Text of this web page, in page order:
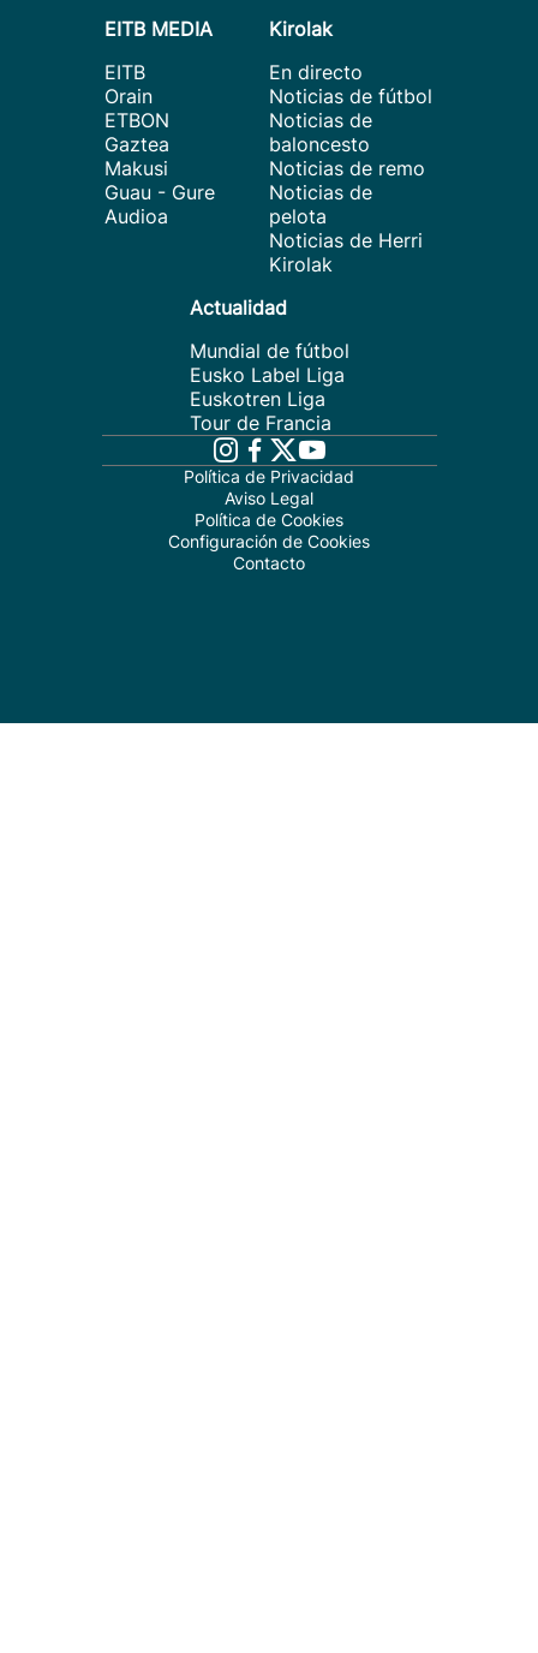
EITB MEDIA
EITB
Orain
ETBON
Gaztea
Makusi
Guau - Gure
Audioa
Kirolak
En directo
Noticias de fútbol
Noticias de
baloncesto
Noticias de remo
Noticias de
pelota
Noticias de Herri
Kirolak
Actualidad
Mundial de fútbol
Eusko Label Liga
Euskotren Liga
Tour de Francia
Política de Privacidad
Aviso Legal
Política de Cookies
Configuración de Cookies
Contacto